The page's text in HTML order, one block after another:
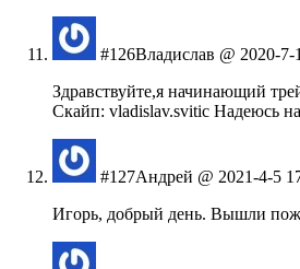
#126Владислав @ 2020-7-
Здравствуйте,я начинающий
Скайп: vladislav.svitic Надеюсь
#127Андрей @ 2021-4-5
Игорь, добрый день. Вышли